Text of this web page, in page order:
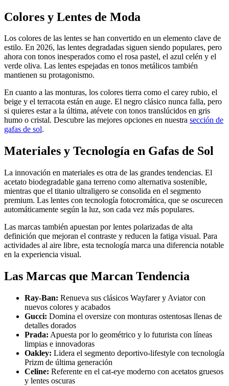
Colores y Lentes de Moda
Los colores de las lentes se han convertido en un elemento clave de
estilo. En 2026, las lentes degradadas siguen siendo populares, pero
ahora con tonos inesperados como el rosa pastel, el azul celén y el
verde oliva. Las lentes espejadas en tonos metálicos también
mantienen su protagonismo.
En cuanto a las monturas, los colores tierra como el carey rubio, el
beige y el terracota están en auge. El negro clásico nunca falla, pero
si quieres estar a la última, atévete con tonos translúcidos en gris
humo o cristal. Descubre las mejores opciones en nuestra sección de
gafas de sol.
Materiales y Tecnología en Gafas de Sol
La innovación en materiales es otra de las grandes tendencias. El
acetato biodegradable gana terreno como alternativa sostenible,
mientras que el titanio ultraligero se consolida en el segmento
premium. Las lentes con tecnología fotocromática, que se oscurecen
automáticamente según la luz, son cada vez más populares.
Las marcas también apuestan por lentes polarizadas de alta
definición que mejoran el contraste y reducen la fatiga visual. Para
actividades al aire libre, esta tecnología marca una diferencia notable
en la experiencia visual.
Las Marcas que Marcan Tendencia
Ray-Ban: Renueva sus clásicos Wayfarer y Aviator con
nuevos colores y acabados
Gucci: Domina el oversize con monturas ostentosas llenas de
detalles dorados
Prada: Apuesta por lo geométrico y lo futurista con líneas
limpias e innovadoras
Oakley: Lidera el segmento deportivo-lifestyle con tecnología
Prizm de última generación
Celine: Referente en el cat-eye moderno con acetatos gruesos
y lentes oscuras